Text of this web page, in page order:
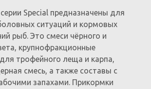
Special предназначены для
ситуаций и кормовых
рыб. Это смеси чёрного и
крупнофракционные
трофейного леща и карпа,
смесь, а также составы с
запахами. Прикормки